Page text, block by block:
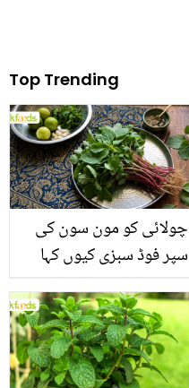
Top Trending
چولائی کو مون سون کی
سپر فوڈ سبزی کیوں کہا
منرلز اور اینٹی آکسیڈنٹس
سے بھرپور اس سبزی کے
فائدے